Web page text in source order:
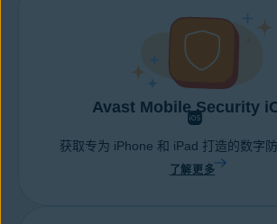
Avast Mobile Security
获取专为 iPhone 和 iPad 打造的数字防
了解更多